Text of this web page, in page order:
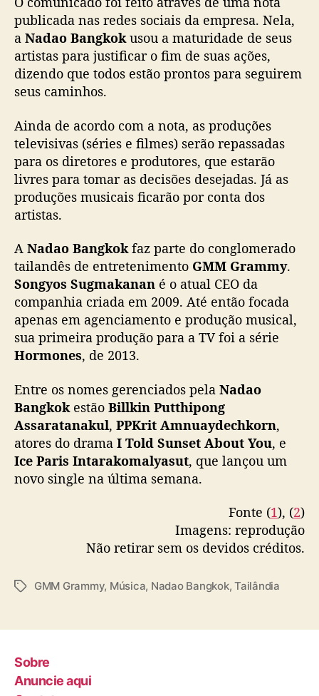
i
m
d
a
a
s
a
t
i
d
a
d
e
s
publicada nas redes sociais da empresa. Nela,
a Nadao Bangkokusou a maturidade de seus
artistas para justificar o fim de suas ações,
dizendo que todos estão prontos para seguirem
seus caminhos.
Ainda de acordo com a nota, as produções
televisivas (séries e filmes) serão repassadas
para os diretores e produtores, que estarão
livres para tomar as decisões desejadas. Já as
produções musicais ficarão por conta dos
artistas.
A Nadao Bangkokfaz parte do conglomerado
tailandês de entretenimento GMM Grammy.
Songyos Sugmakanan é o atual CEO da
companhia criada em 2009. Até então focada
apenas em agenciamento e produção musical,
sua primeira produção para a TV foi a série
Hormones, de 2013.
Entre os nomes gerenciados pela Nadao
Bangkokestão Billkin Putthipong
Assaratanakul, PPKrit Amnuaydechkorn,
atores do drama I Told Sunset About You, e
Ice Paris Intarakomalyasut, que lançou um
novo single na última semana.
Fonte (1), (2)
Imagens: reprodução
Não retirar sem os devidos créditos.
T
s
GMM Grammy, Música, Nadao Bangkok,Tailândia
Sobre
Anuncie aqui